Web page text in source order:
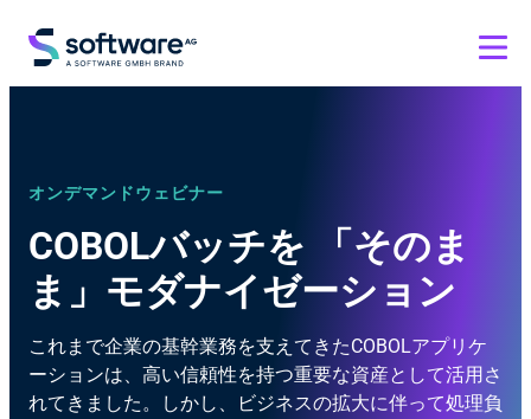
オンデマンドウェビナー
COBOLバッチを 「そのま
ま」モダナイゼーション
これまで企業の基幹業務を支えてきたCOBOLアプリケ
ーションは、高い信頼性を持つ重要な資産として活用さ
れてきました。しかし、ビジネスの拡大に伴って処理負